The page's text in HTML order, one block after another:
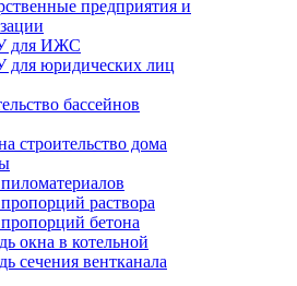
предприятия и
для ИЖС
юридических лиц
бассейнов
строительство дома
раствора
пропорций бетона
окна в котельной
сечения вентканала